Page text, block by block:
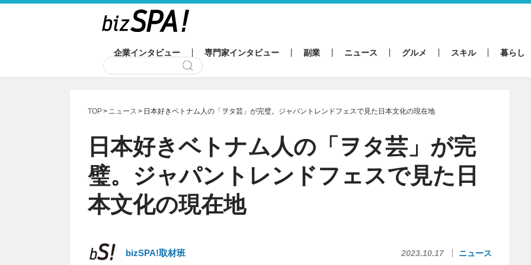
企業インタビュー 専門家インタビュー 副業 ニュース グルメ スキル 暮らし
TOP ニュース 日本好きベトナム人の「ヲタ芸」が完璧。ジャパントレンドフェスで見た日本文化の現在地
日本好きベトナム人の「ヲタ芸」が完
璧。ジャパントレンドフェスで見た日
本文化の現在地
bizSPA!取材班 2023.10.17 ニュース